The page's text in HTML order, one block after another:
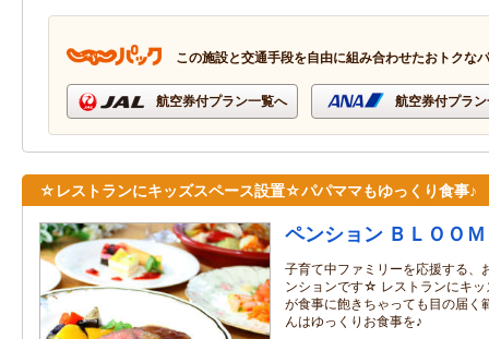
この施設と交通手段を自由に組み合わせたおトクな
航空券付プラン一覧へ 航空券付プラ
☆レストランにキッズスペース設置☆パパママもゆっくり食事♪
ペンション ＢＬＯＯＭ
子育て中ファミリーを応援する、
ンションです☆ レストランにキッ
が食事に飽きちゃっても目の届く
んはゆっくりお食事を♪